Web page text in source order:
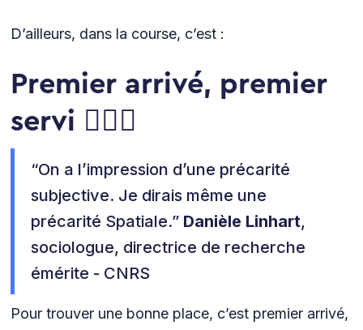
D’ailleurs, dans la course, c’est :
Premier arrivé, premier
servi 🏃🏻‍♀️
“On a l’impression d’une précarité
subjective. Je dirais même une
précarité Spatiale.” Danièle Linhart,
sociologue, directrice de recherche
émérite - CNRS
Pour trouver une bonne place, c’est premier arrivé,